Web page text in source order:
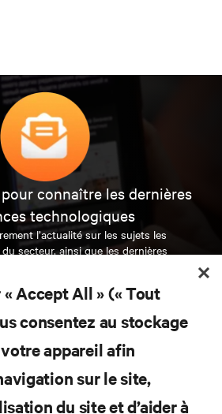
connaître les dernières
technologiques
l’actualité sur les sujets les
secteur, ainsi que les dernières
informatiques critiques.
MAINTENANT
Accept All » (« Tout
consentez au stockage
appareil afin
sur le site,
du site et d’aider à